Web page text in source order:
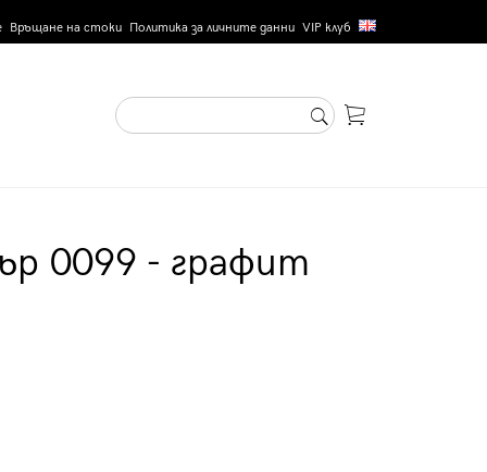
Връщане на стоки Политика за личните данни VIP клуб
0099 - графит